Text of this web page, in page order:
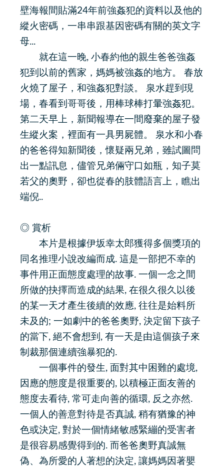
壁海報間貼滿24年前強姦犯的資料以及他的
縱火密碼，一串串跟基因密碼有關的英文字
母...
就在這一晚, 小春約他的親生爸爸強姦
犯到以前的舊家，媽媽被強姦的地方。 春放
火燒了屋子，和強姦犯對談。 泉水趕到現
場，春看到哥哥後，用棒球棒打暈強姦犯。
第二天早上，新聞報導在一間廢棄的屋子發
生縱火案，裡面有一具男屍體。 泉水和小春
的爸爸得知新聞後，懷疑兩兄弟，雖試圖問
出一點訊息，儘管兄弟倆守口如瓶，知子莫
若父的奧野，卻也從春的肢體語言上，瞧出
端倪..
◎ 賞析
本片是根據伊坂幸太郎獲得多個獎項的
同名推理小說改編而成. 這是一部把不幸的
事件用正面態度處理的故事. 一個一念之間
所做的抉擇而造成的結果, 在很久很久以後
的某一天才產生後續的效應, 往往是始料所
未及的; 一如劇中的爸爸奧野, 決定留下孩子
的當下, 絕不會想到, 有一天是由這個孩子來
制裁那個連續強暴犯的.
一個事件的發生, 面對其中困難的處境,
因應的態度是很重要的, 以積極正面友善的
態度去看待, 常可走向善的循環, 反之亦然.
一個人的善意對待是否真誠, 稍有猶豫的神
色或決定, 對於一個情緒敏感緊繃的受害者
是很容易感覺得到的. 而爸爸奧野真誠無
偽、為所愛的人著想的決定, 讓媽媽因著嬰